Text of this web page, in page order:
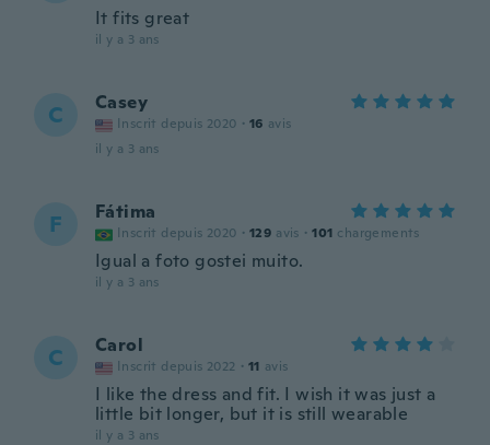
It fits great
il y a 3 ans
C Casey
Inscrit depuis 2020 · 16 avis
il y a 3 ans
F Fátima
Inscrit depuis 2020 · 129 avis · 101 chargements
Igual a foto gostei muito.
il y a 3 ans
C Carol
Inscrit depuis 2022 · 11 avis
I like the dress and fit. I wish it was just a
little bit longer, but it is still wearable
il y a 3 ans